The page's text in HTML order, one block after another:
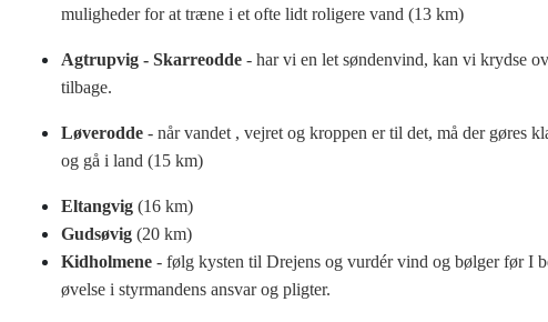
muligheder for at træne i et ofte lidt roligere vand (13 km)
Agtrupvig - Skarreodde - har vi en let søndenvind, kan vi krydse
tilbage.
Løverodde - når vandet , vejret og kroppen er til det, må der gøres
og gå i land (15 km)
Eltangvig (16 km)
Gudsøvig (20 km)
Kidholmene - følg kysten til Drejens og vurdér vind og bølger før I
øvelse i styrmandens ansvar og pligter.